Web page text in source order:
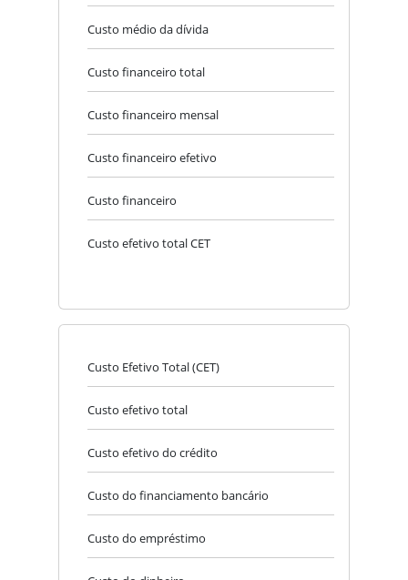
Custo médio da dívida
Custo financeiro total
Custo financeiro mensal
Custo financeiro efetivo
Custo financeiro
Custo efetivo total CET
Custo Efetivo Total (CET)
Custo efetivo total
Custo efetivo do crédito
Custo do financiamento bancário
Custo do empréstimo